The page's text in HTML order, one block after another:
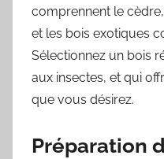
comprennent le
et les bois exotiques
Sélectionnez un bois
aux insectes, et qui
que vous désirez.
Préparation